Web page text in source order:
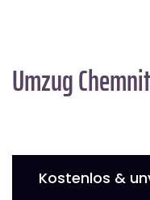
Umzug
Kostenlos &